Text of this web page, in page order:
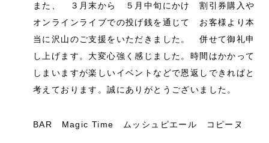
また、 ３月末から ５月中旬にかけ 割引券購入や
オンラインライブでの投げ銭を通じて お客様より本
当に沢山のご支援をいただきました。 併せて御礼申
し上げます。大変心強く感じました。時間はかかって
しまいますが楽しいイベントなどで恩返しできればと
考えております。誠にありがとうございました。
BAR Magic Time ムッシュピエール コピーヌ